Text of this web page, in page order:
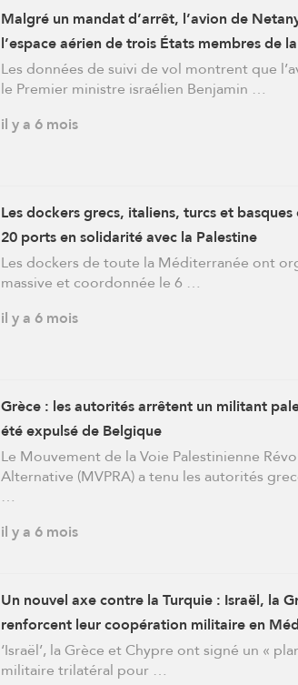
Malgré un mandat d’arrêt, l’avion de
l’espace aérien de trois États membres de
Les données de suivi de vol montrent que
le Premier ministre israélien Benjamin …
il y a 6 mois
Les dockers grecs, italiens, turcs et
20 ports en solidarité avec la Palestine
Les dockers de toute la Méditerranée ont
massive et coordonnée le 6 …
il y a 6 mois
Grèce : les autorités arrêtent un militant
été expulsé de Belgique
Le Mouvement de la Voie Palestinienne
Alternative (MVPRA) a tenu les autorités
…
il y a 6 mois
Un nouvel axe contre la Turquie : Israël, la
renforcent leur coopération militaire en
orientale
‘Israël’, la Grèce et Chypre ont signé un «
militaire trilatéral pour …